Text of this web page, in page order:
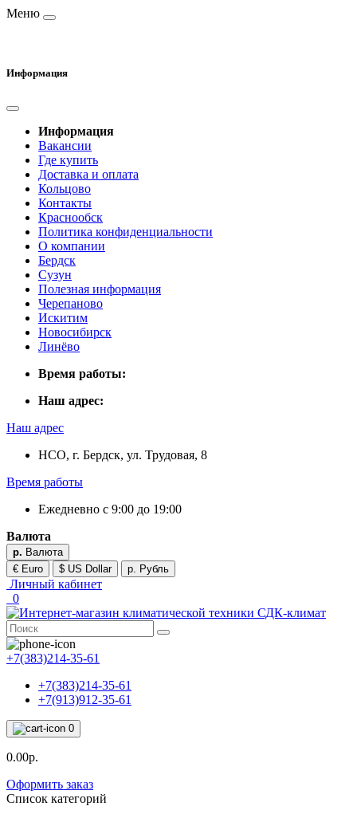
Меню
Информация
Информация
Вакансии
Где купить
Доставка и оплата
Кольцово
Контакты
Краснообск
Политика конфиденциальности
О компании
Бердск
Сузун
Полезная информация
Черепаново
Искитим
Новосибирск
Линёво
Время работы:
Наш адрес:
Наш адрес
НСО, г. Бердск, ул. Трудовая, 8
Время работы
Ежедневно с 9:00 до 19:00
Валюта
р. Валюта
€ Euro
$ US Dollar р. Рубль
Личный кабинет
0
+7(383)214-35-61
+7(383)214-35-61
+7(913)912-35-61
0
0.00р.
Оформить заказ
Список категорий